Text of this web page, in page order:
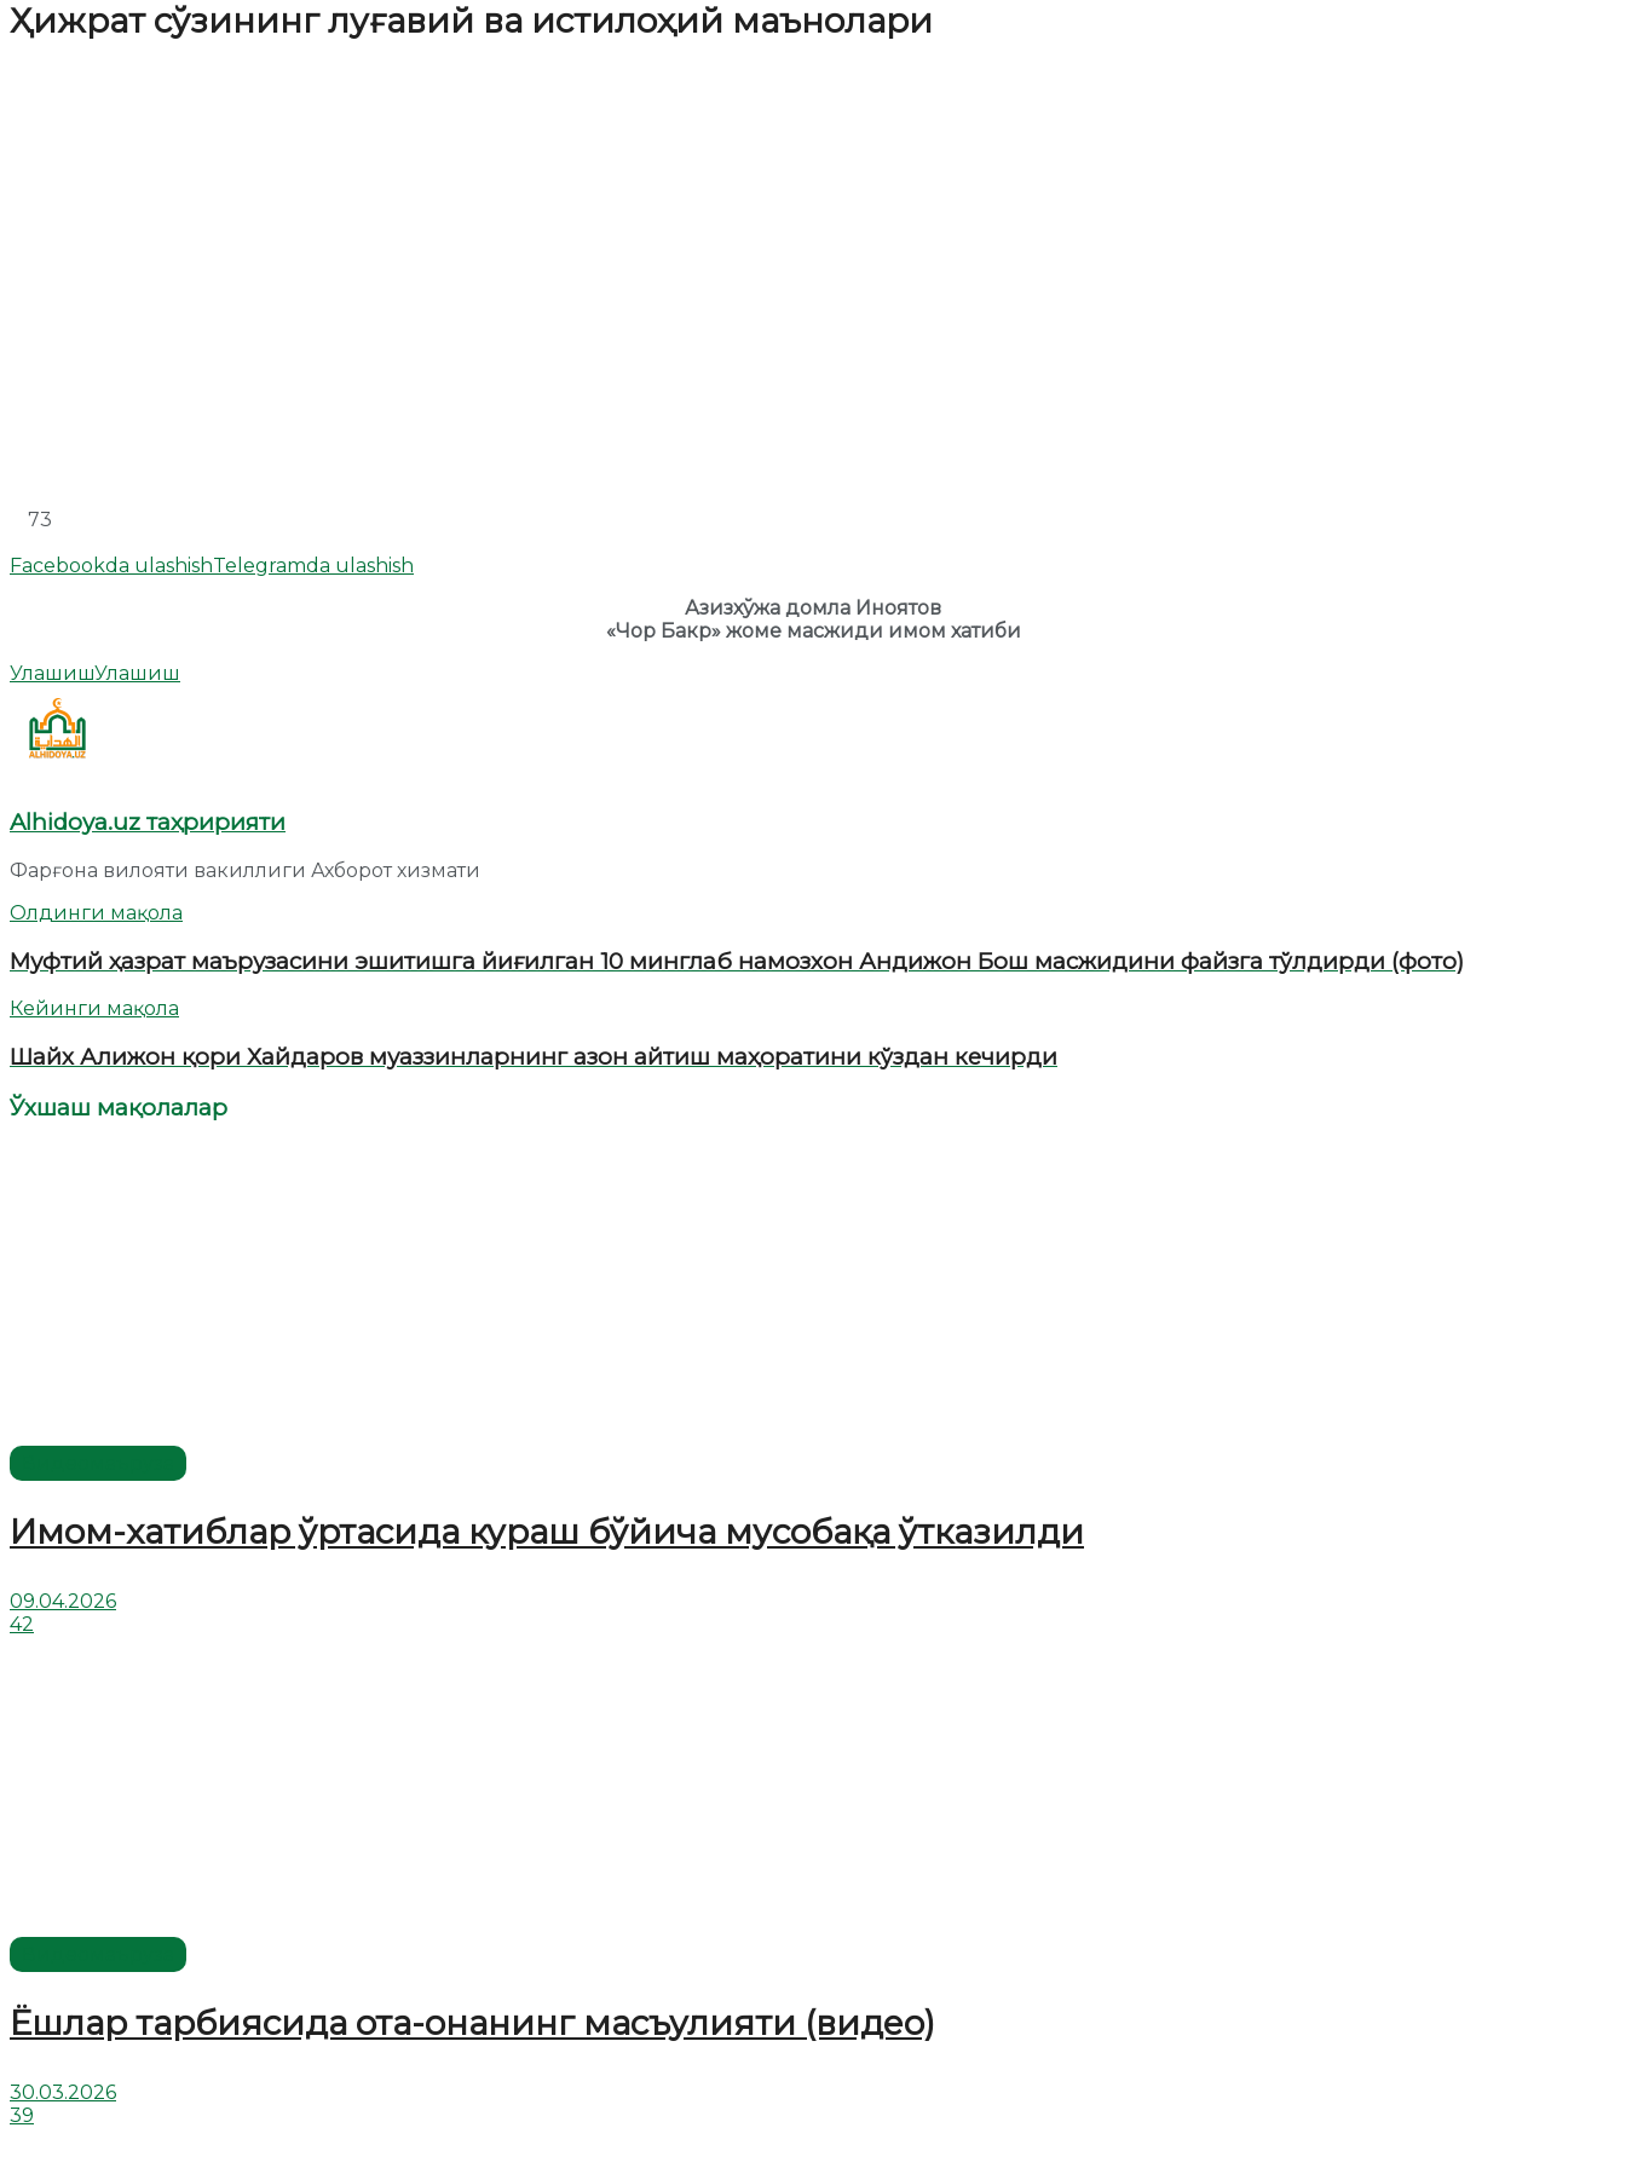
Ҳижрат сўзининг луғавий ва истилоҳий маънолари
73
Facebookda ulashishTelegramda ulashish
Азизхўжа домла Иноятов
«Чор Бакр» жоме масжиди имом хатиби
УлашишУлашиш
Alhidoya.uz таҳририяти
Фарғона вилояти вакиллиги Ахборот хизмати
Олдинги мақола
Муфтий ҳазрат маърузасини эшитишга йиғилган 10 минглаб намозхон Андижон Бош масжидини файзга тўлдирди (фото)
Кейинги мақола
Шайх Алижон қори Хайдаров муаззинларнинг азон айтиш маҳоратини кўздан кечирди
Ўхшаш мақолалар
Имом-хатиблар ўртасида кураш бўйича мусобақа ўтказилди
09.04.2026
42
Ёшлар тарбиясида ота-онанинг масъулияти (видео)
30.03.2026
39